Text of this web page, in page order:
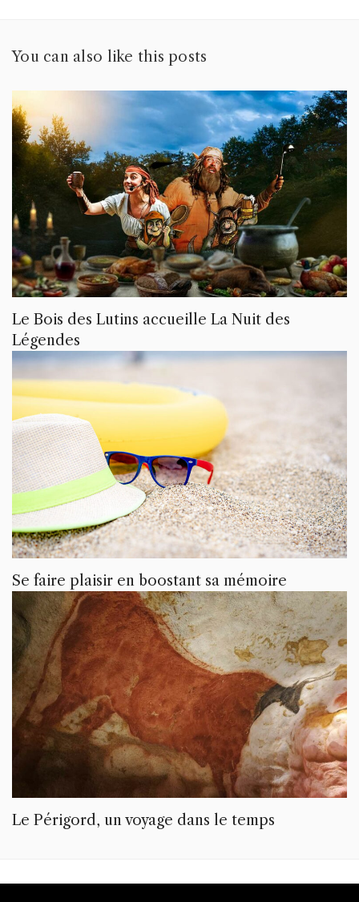
You can also like this posts
Le Bois des Lutins accueille La Nuit des
Légendes
Se faire plaisir en boostant sa mémoire
Le Périgord, un voyage dans le temps